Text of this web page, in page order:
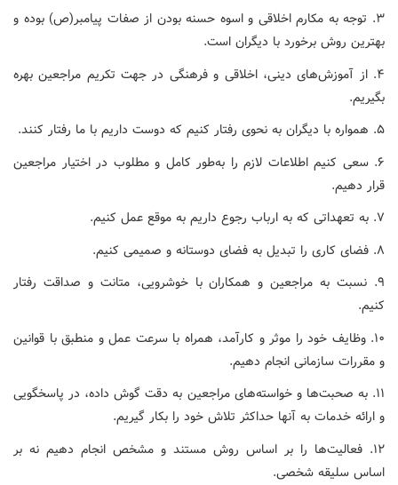
۳. توجه به مکارم اخلاقی و اسوه حسنه بودن از صفات پیامبر(ص) بوده و
بهترین روش برخورد با دیگران است.
۴. از آموزش‌های دینی، اخلاقی و فرهنگی در جهت تکریم مراجعین بهره
بگیریم.
۵. همواره با دیگران به نحوی رفتار کنیم که دوست داریم با ما رفتار کنند.
۶. سعی کنیم اطلاعات لازم را به‌طور کامل و مطلوب در اختیار مراجعین
قرار دهیم.
۷. به تعهداتی که به ارباب رجوع داریم به موقع عمل کنیم.
۸. فضای کاری را تبدیل به فضای دوستانه و صمیمی کنیم.
۹. نسبت به مراجعین و همکاران با خوشرویی، متانت و صداقت رفتار
کنیم.
۱۰. وظایف خود را موثر و کارآمد، همراه با سرعت عمل و منطبق با قوانین
و مقررات سازمانی انجام دهیم.
۱۱. به صحبت‌ها و خواسته‌های مراجعین به دقت گوش داده، در پاسخگویی
و ارائه خدمات به آنها حداکثر تلاش خود را بکار گیریم.
۱۲. فعالیت‌ها را بر اساس روش مستند و مشخص انجام دهیم نه بر
اساس سلیقه شخصی.